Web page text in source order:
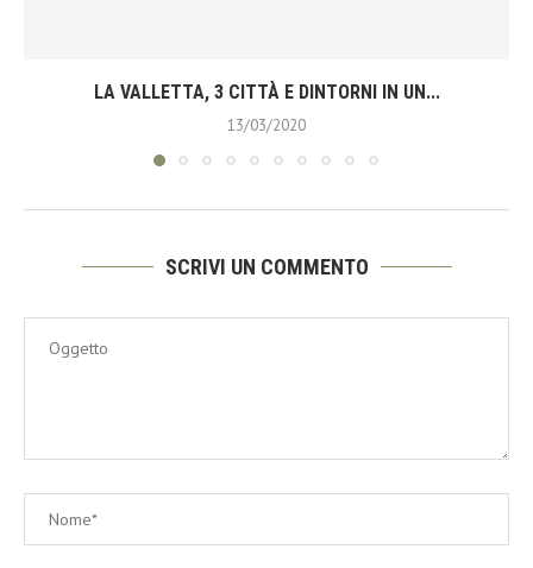
LA VALLETTA, 3 CITTÀ E DINTORNI IN UN...
13/03/2020
SCRIVI UN COMMENTO